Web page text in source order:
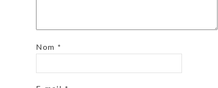
Nom *